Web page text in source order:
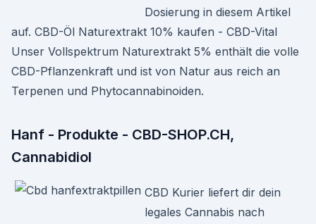
Dosierung in diesem Artikel
auf. CBD-Öl Naturextrakt 10% kaufen - CBD-Vital
Unser Vollspektrum Naturextrakt 5% enthält die volle
CBD-Pflanzenkraft und ist von Natur aus reich an
Terpenen und Phytocannabinoiden.
Hanf - Produkte - CBD-SHOP.CH,
Cannabidiol
CBD Kurier liefert dir dein
legales Cannabis nach